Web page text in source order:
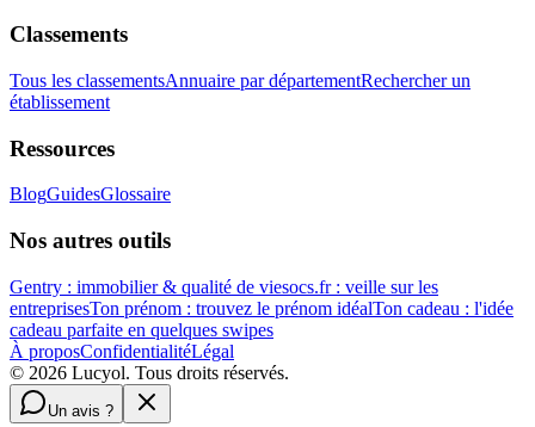
Classements
Tous les classementsAnnuaire par départementRechercher un
établissement
Ressources
BlogGuidesGlossaire
Nos autres outils
Gentry : immobilier & qualité de viesocs.fr : veille sur les
entreprisesTon prénom : trouvez le prénom idéalTon cadeau : l'idée
cadeau parfaite en quelques swipes
À proposConfidentialitéLégal
© 2026 Lucyol. Tous droits réservés.
Un avis ?